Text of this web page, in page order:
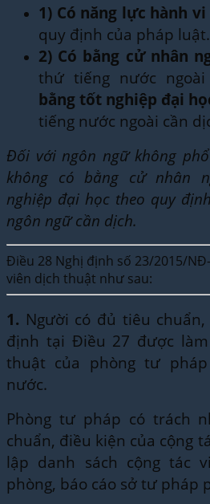
1) Có năng lực hành
quy định của pháp luật.
2) Có bằng cử nhân
thứ tiếng nước
bằng tốt nghiệp đại
tiếng nước ngoài cần
Đối với ngôn ngữ không
không có bằng cử nhân
nghiệp đại học theo quy
ngôn ngữ cần dịch.
Điều 28 Nghị định số 23/2015/
viên dịch thuật như sau:
1. Người có đủ tiêu
định tại Điều 27 được
thuật của phòng tư
nước.
Phòng tư pháp có trách
chuẩn, điều kiện của cộng
lập danh sách cộng tác
phòng, báo cáo sở tư pháp